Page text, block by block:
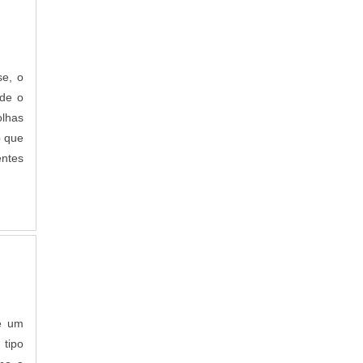
o
o
que
um
tipo